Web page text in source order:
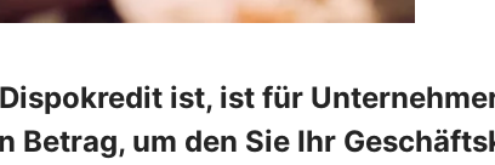
ist, ist für
Betrag, um den Sie Ihr